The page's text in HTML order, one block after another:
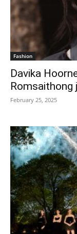
Fashion
Davika
Romsaithong
February 25, 2025